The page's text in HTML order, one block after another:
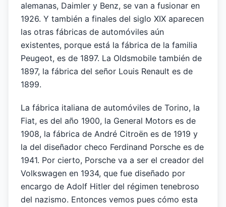
alemanas, Daimler y Benz, se van a fusionar en
1926. Y también a finales del siglo XIX aparecen
las otras fábricas de automóviles aún
existentes, porque está la fábrica de la familia
Peugeot, es de 1897. La Oldsmobile también de
1897, la fábrica del señor Louis Renault es de
1899.
La fábrica italiana de automóviles de Torino, la
Fiat, es del año 1900, la General Motors es de
1908, la fábrica de André Citroën es de 1919 y
la del diseñador checo Ferdinand Porsche es de
1941. Por cierto, Porsche va a ser el creador del
Volkswagen en 1934, que fue diseñado por
encargo de Adolf Hitler del régimen tenebroso
del nazismo. Entonces vemos pues cómo esta